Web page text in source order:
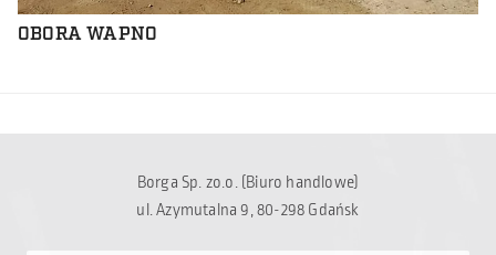
OBORA WAPNO
Borga Sp. zo.o. (Biuro handlowe)
ul. Azymutalna 9, 80-298 Gdańsk